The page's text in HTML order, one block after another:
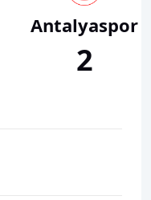
Antalyaspor
2